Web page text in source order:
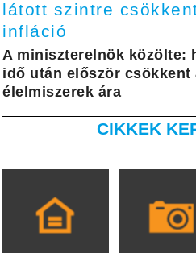
látott szintre
infláció
A miniszterelnök közölte:
idő után először csökkent
élelmiszerek ára
CIKKEK